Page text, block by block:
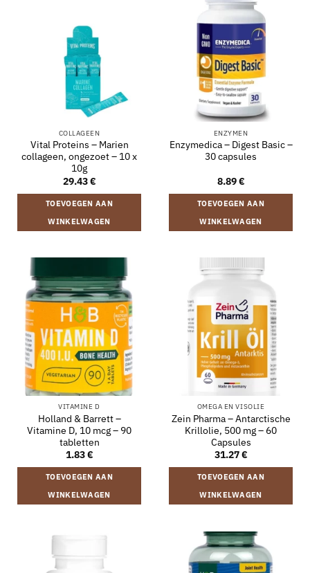
COLLAGEEN
Vital Proteins – Marien
collageen, ongezoet – 10 x
10g
29.43€
TOEVOEGEN AAN
WINKELWAGEN
ENZYMEN
Enzymedica – Digest Basic –
30 capsules
8.89€
TOEVOEGEN AAN
WINKELWAGEN
VITAMINE D
Holland & Barrett –
Vitamine D, 10 mcg – 90
tabletten
1.83€
TOEVOEGEN AAN
WINKELWAGEN
OMEGA EN VISOLIE
Zein Pharma – Antarctische
Krillolie, 500 mg – 60
Capsules
31.27€
TOEVOEGEN AAN
WINKELWAGEN